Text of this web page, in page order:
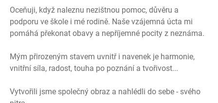
Oceňuji, když naleznu nezištnou pomoc, důvěru a
podporu ve škole i mé rodině. Naše vzájemná úcta mi
pomáhá překonat obavy a nepříjemné pocity z neznáma.
Mým přirozeným stavem uvnitř i navenek je harmonie,
vnitřní síla, radost, touha po poznání a tvořivost...
Vytvořili jsme společný obraz a nahlédli do sebe - svého